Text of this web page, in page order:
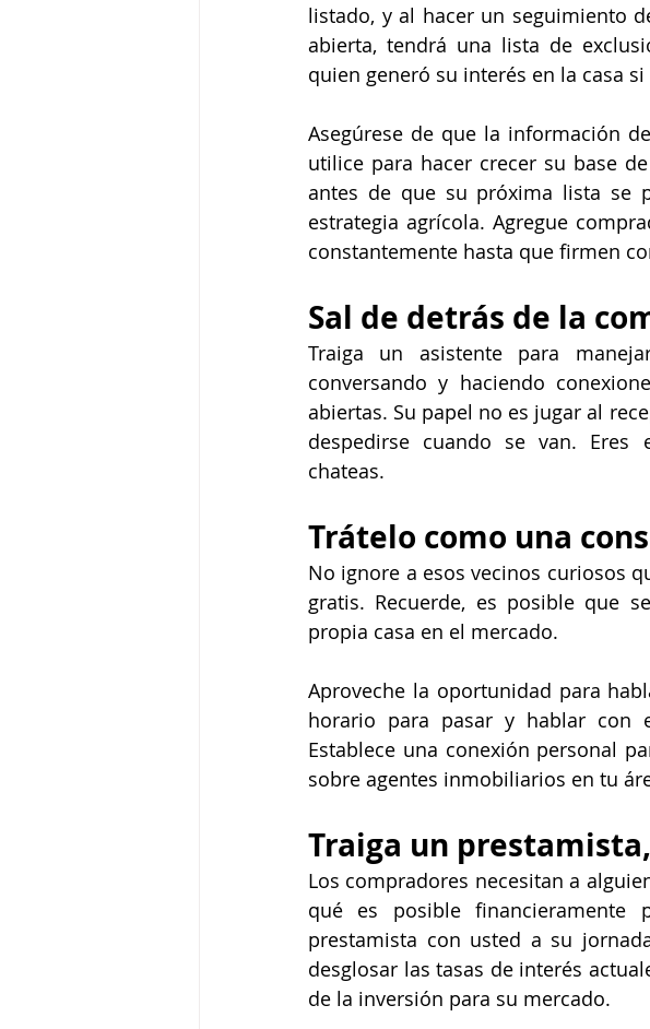
listado, y al hacer un seguimiento
abierta, tendrá una lista de
quien generó su interés en la casa
Asegúrese de que la información
utilice para hacer crecer su base
antes de que su próxima lista se
estrategia agrícola. Agregue
constantemente hasta que firmen
Sal de detrás de la
Traiga un asistente para
conversando y haciendo
abiertas. Su papel no es jugar al
despedirse cuando se van. Eres
chateas.
Trátelo como una
No ignore a esos vecinos curiosos
gratis. Recuerde, es posible que
propia casa en el mercado.
Aproveche la oportunidad para
horario para pasar y hablar con
Establece una conexión personal
sobre agentes inmobiliarios en tu
Traiga un
Los compradores necesitan a
qué es posible
prestamista con usted a su
desglosar las tasas de interés
de la inversión para su mercado.